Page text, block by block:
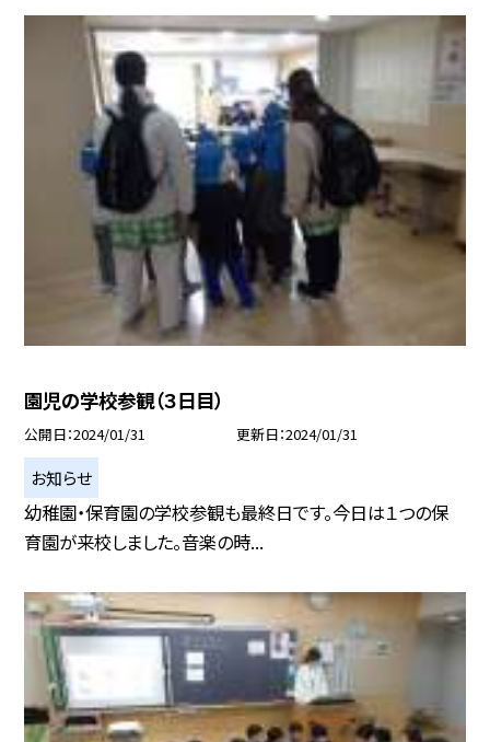
園児の学校参観（３日目）
公開日 2024/01/31 更新日 2024/01/31
お知らせ
幼稚園・保育園の学校参観も最終日です。今日は１つの保
育園が来校しました。音楽の時...